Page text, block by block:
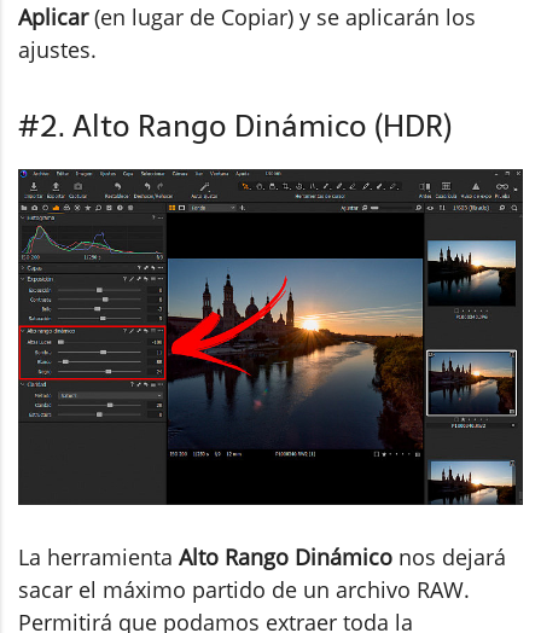
Aplicar(en lugar de Copiar) y se aplicarán los
ajustes.
#2. Alto Rango Dinámico (HDR)
La herramienta Alto Rango Dinámico nos dejará
sacar el máximo partido de un archivo RAW.
Permitirá que podamos extraer toda la